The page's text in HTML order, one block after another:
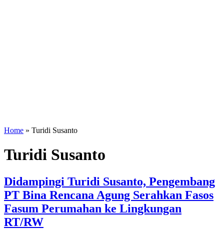
Home » Turidi Susanto
Turidi Susanto
Didampingi Turidi Susanto, Pengembang
PT Bina Rencana Agung Serahkan Fasos
Fasum Perumahan ke Lingkungan
RT/RW